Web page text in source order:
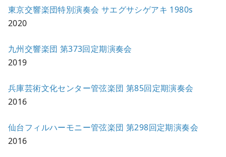
東京交響楽団特別演奏会 サエグサシゲアキ 1980s
2020
九州交響楽団 第373回定期演奏会
2019
兵庫芸術文化センター管弦楽団 第85回定期演奏会
2016
仙台フィルハーモニー管弦楽団 第298回定期演奏会
2016